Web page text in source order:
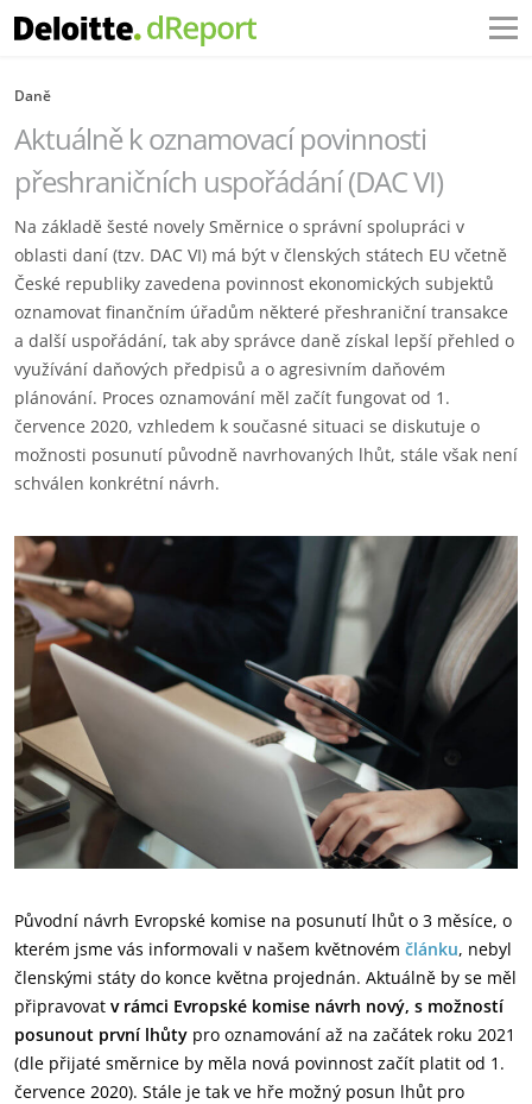
Daně
Aktuálně k oznamovací povinnosti
přeshraničních uspořádání (DAC VI)
Na základě šesté novely Směrnice o správní spolupráci v
oblasti daní (tzv. DAC VI) má být v členských státech EU včetně
České republiky zavedena povinnost ekonomických subjektů
oznamovat finančním úřadům některé přeshraniční transakce
a další uspořádání, tak aby správce daně získal lepší přehled o
využívání daňových předpisů a o agresivním daňovém
plánování. Proces oznamování měl začít fungovat od 1.
července 2020, vzhledem k současné situaci se diskutuje o
možnosti posunutí původně navrhovaných lhůt, stále však není
schválen konkrétní návrh.
Původní návrh Evropské komise na posunutí lhůt o 3 měsíce, o
kterém jsme vás informovali v našem květnovém článku, nebyl
členskými státy do konce května projednán. Aktuálně by se měl
připravovat v rámci Evropské komise návrh nový, s možností
posunout první lhůty pro oznamování až na začátek roku 2021
(dle přijaté směrnice by měla nová povinnost začít platit od 1.
července 2020). Stále je tak ve hře možný posun lhůt pro